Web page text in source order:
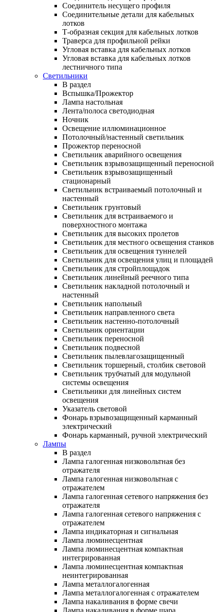
Соединитель несущего профиля
Соединительные детали для кабельных
лотков
Т-образная секция для кабельных лотков
Траверса для профильной рейки
Угловая вставка для кабельных лотков
Угловая вставка для кабельных лотков
лестничного типа
Светильники
В раздел
Вспышка/Прожектор
Лампа настольная
Лента/полоса светодиодная
Ночник
Освещение иллюминационное
Потолочный/настенный светильник
Прожектор переносной
Светильник аварийного освещения
Светильник взрывозащищенный переносной
Светильник взрывозащищенный
стационарный
Светильник встраиваемый потолочный и
настенный
Светильник грунтовый
Светильник для встраиваемого и
поверхностного монтажа
Светильник для высоких пролетов
Светильник для местного освещения станков
Светильник для освещения туннелей
Светильник для освещения улиц и площадей
Светильник для стройплощадок
Светильник линейный реечного типа
Светильник накладной потолочный и
настенный
Светильник напольный
Светильник направленного света
Светильник настенно-потолочный
Светильник ориентации
Светильник переносной
Светильник подвесной
Светильник пылевлагозащищенный
Светильник торшерный, столбик световой
Светильник трубчатый для модульной
системы освещения
Светильники для линейных систем
освещения
Указатель световой
Фонарь взрывозащищенный карманный
электрический
Фонарь карманный, ручной электрический
Лампы
В раздел
Лампа галогенная низковольтная без
отражателя
Лампа галогенная низковольтная с
отражателем
Лампа галогенная сетевого напряжения без
отражателя
Лампа галогенная сетевого напряжения с
отражателем
Лампа индикаторная и сигнальная
Лампа люминесцентная
Лампа люминесцентная компактная
интегрированная
Лампа люминесцентная компактная
неинтегрированная
Лампа металлогалогенная
Лампа металлогалогенная с отражателем
Лампа накаливания в форме свечи
Лампа накаливания в форме шара